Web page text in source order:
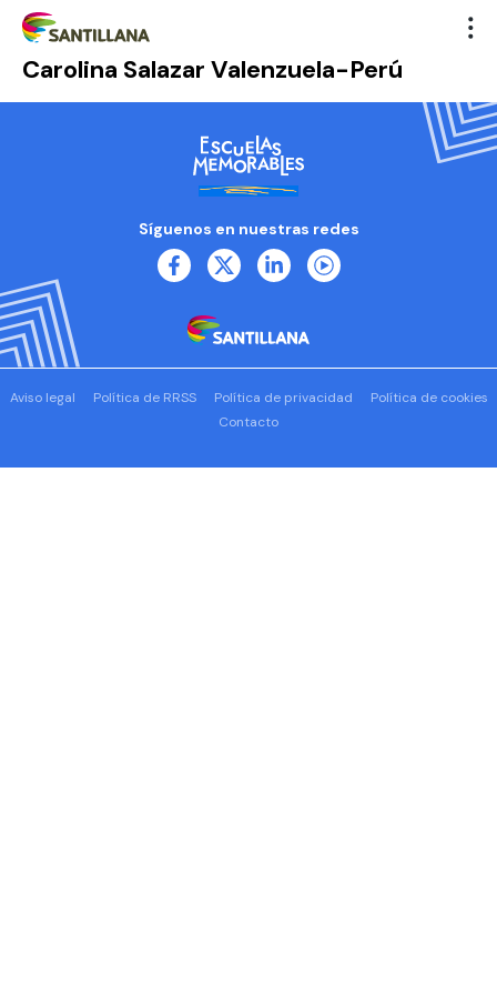
Carolina Salazar Valenzuela-Perú
Síguenos en nuestras redes
Aviso legal Política de RRSS Política de privacidad
Política de cookies
Contacto